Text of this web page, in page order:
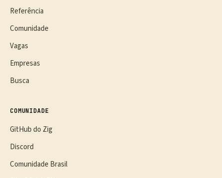
Referência
Comunidade
Vagas
Empresas
Busca
COMUNIDADE
GitHub do Zig
Discord
Comunidade Brasil